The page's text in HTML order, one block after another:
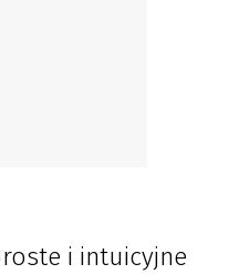
i intuicyjne